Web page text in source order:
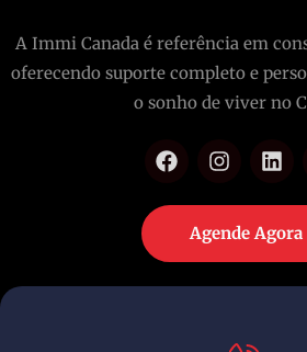
A Immi Canada é referência em
oferecendo suporte completo e
o sonho de viver no
Agende Agora